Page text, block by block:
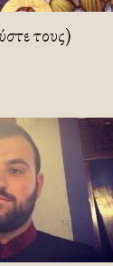
τους)